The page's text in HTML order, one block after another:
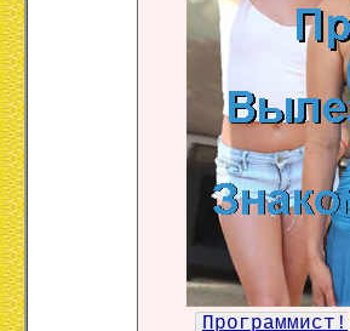
Программист!